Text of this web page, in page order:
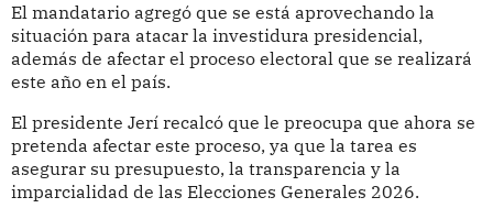
El mandatario agregó que se está aprovechando la
situación para atacar la investidura presidencial,
además de afectar el proceso electoral que se realizará
este año en el país.
El presidente Jerí recalcó que le preocupa que ahora se
pretenda afectar este proceso, ya que la tarea es
asegurar su presupuesto, la transparencia y la
imparcialidad de las Elecciones Generales 2026.